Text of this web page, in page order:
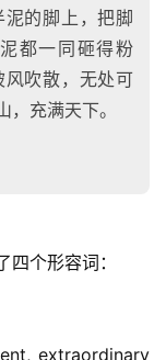
的脚上，把脚
都一同砸得粉
吹散，无处可
充满天下。
个形容词：